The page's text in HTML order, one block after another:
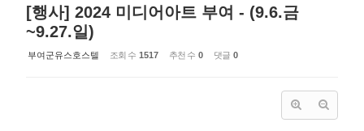
[행사] 2024 미디어아트 부여 - (9.6.금
~9.27.일)
부여군유스호스텔 조회 수 1517 추천 수 0 댓글 0